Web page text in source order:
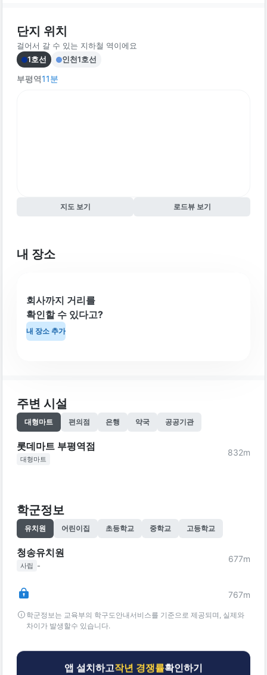
단지 위치
걸어서 갈 수 있는 지하철 역이에요
1호선
인천1호선
부평역11분
지도 보기 로드뷰 보기
내 장소
회사까지 거리를
확인할 수 있다고?
내 장소 추가
주변 시설
대형마트 편의점 은행 약국 공공기관
롯데마트 부평역점
대형마트
832m
학군정보
유치원 어린이집 초등학교 중학교 고등학교
청송유치원
사립 -
677m
767m
학군정보는 교육부의 학구도안내서비스를 기준으로 제공되며, 실제와
차이가 발생할수 있습니다.
앱 설치하고작년 경쟁률확인하기